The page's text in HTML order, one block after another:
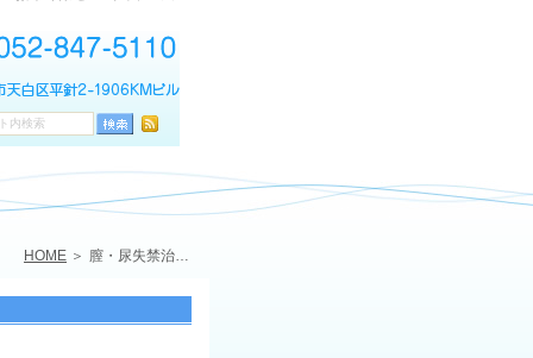
HOME 膣・尿失禁治療レーザー